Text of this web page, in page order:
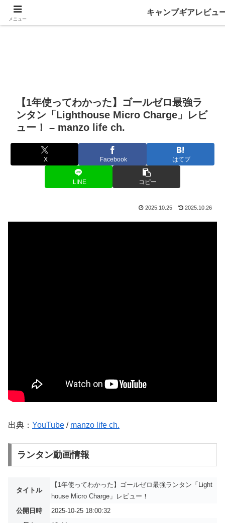
【1年使ってわかった】ゴールゼロ最強ラ
ンタン「Lighthouse Micro Charge」レビ
ュー！ – manzo life ch.
X Facebook はてブ
LINE コピー
2025.10.25 2025.10.26
出典： YouTube / manzo life ch.
ランタン動画情報
タイトル
【1年使ってわかった】ゴールゼロ最強ランタン「Light
house Micro Charge」レビュー！
公開日時
2025-10-25 18:00:32
メニュー
キャンプギアレビュ